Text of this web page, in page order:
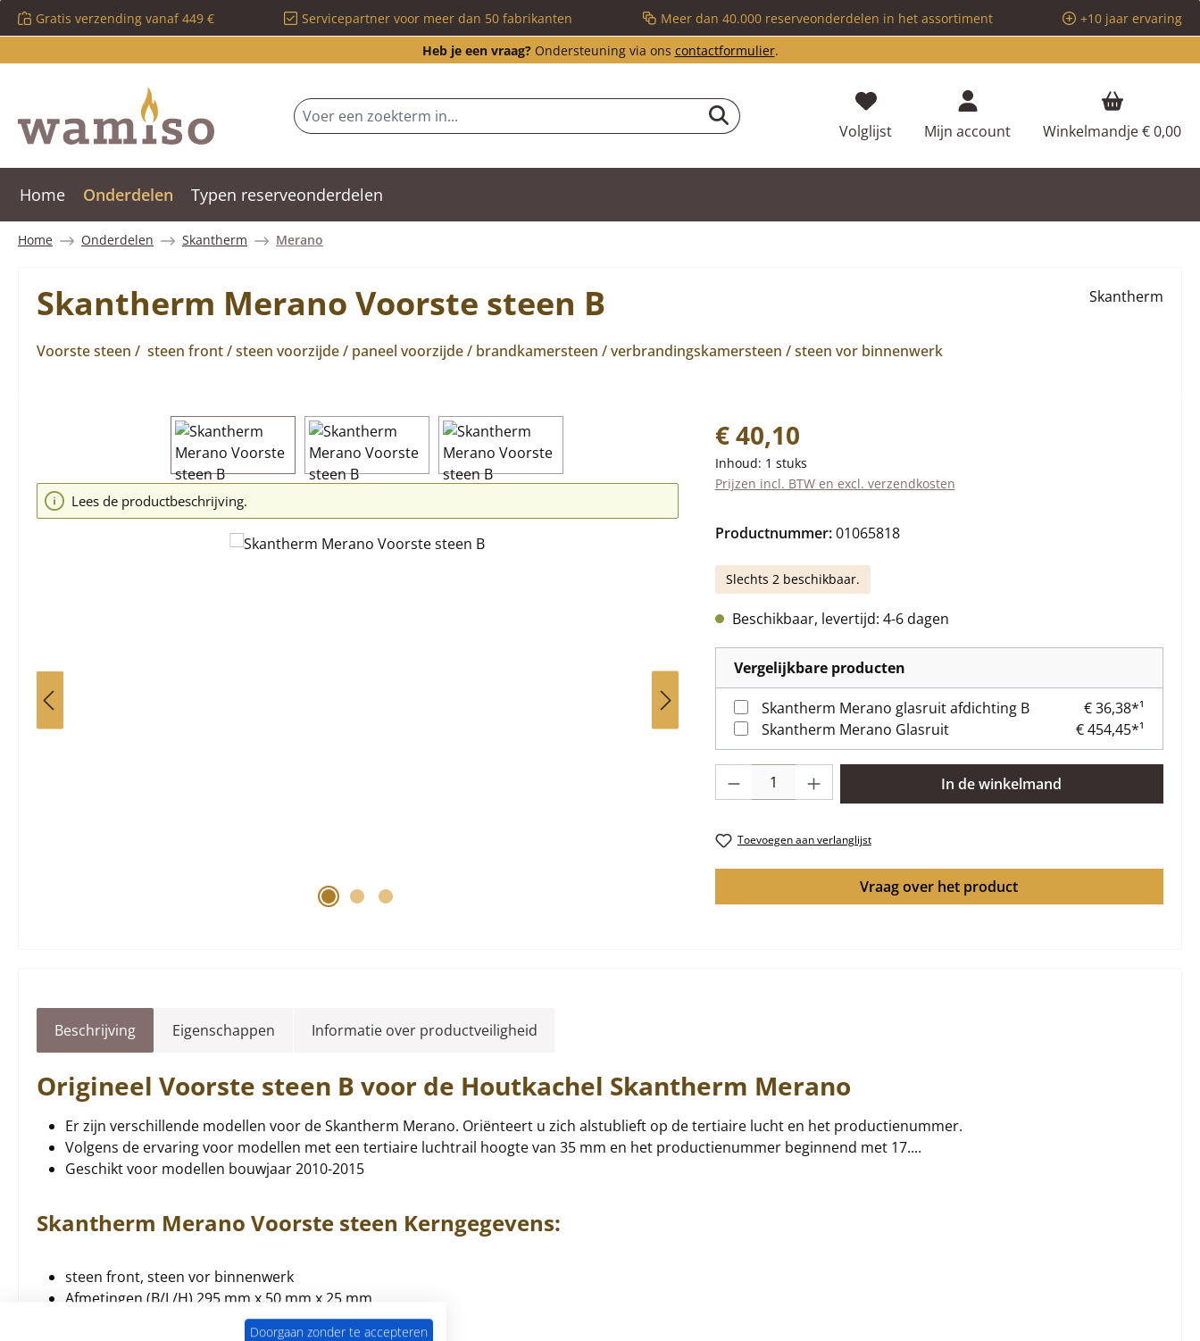
naar de hoofdinhoud
Ga naar de zoekopdracht
Ga naar de hoofdnavigatie
Gratis verzending vanaf 449 € Servicepartner voor meer dan 50 fabrikanten Meer dan 40.000 reserveonderdelen in het assortiment
+10 jaar ervaring
Heb je een vraag?Ondersteuning via ons contactformulier.
VolglijstJe hebt 0 items op je verlanglijstje
Mijn account Winkelmandje€ 0,00
Home Onderdelen Typen reserveonderdelen
Home Onderdelen Skantherm Merano
Skantherm Merano Voorste steen B
Voorste steen / steen front / steen voorzijde / paneel voorzijde / brandkamersteen / verbrandingskamersteen / steen vor binnenwerk
Skantherm
Afbeeldingengalerij overslaan
Lees de productbeschrijving.
Normale prijs:
€ 40,10
Inhoud: 1 stuks
Prijzen incl. BTW en excl. verzendkosten
Productnummer:01065818
Slechts 2 beschikbaar.
Beschikbaar, levertijd: 4-6 dagen
Vergelijkbare producten
Skantherm Merano glasruit afdichting B
€ 36,38*¹
Skantherm Merano Glasruit
€ 454,45*¹
Producthoeveelheid: Voer de gewenste hoeveelheid in of gebruik de knoppen
In de winkelmand
Toevoegen aan verlanglijst
Vraag over het product
Beschrijving Eigenschappen Informatie over productveiligheid
Origineel Voorste steen B voor de Houtkachel Skantherm Merano
Er zijn verschillende modellen voor de Skantherm Merano. Oriënteert u zich alstublieft op de tertiaire lucht en het productienummer.
Volgens de ervaring voor modellen met een tertiaire luchtrail hoogte van 35 mm en het productienummer beginnend met 17....
Geschikt voor modellen bouwjaar 2010-2015
Skantherm Merano Voorste steen Kerngegevens:
steen front, steen vor binnenwerk
Afmetingen (B/L/H) 295 mm x 50 mm x 25 mm
Doorgaan zonder te accepteren